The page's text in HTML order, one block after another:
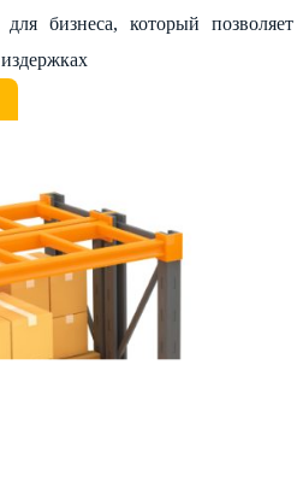
бизнеса, который позволяет